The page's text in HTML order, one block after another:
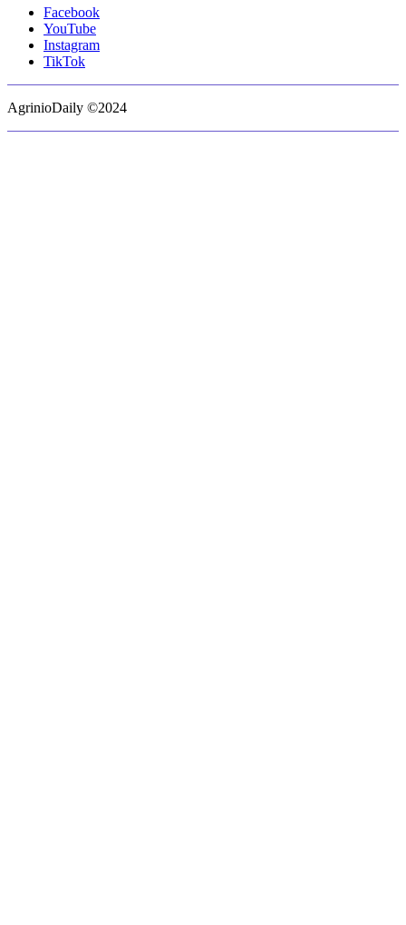
Facebook
YouTube
Instagram
TikTok
AgrinioDaily ©2024